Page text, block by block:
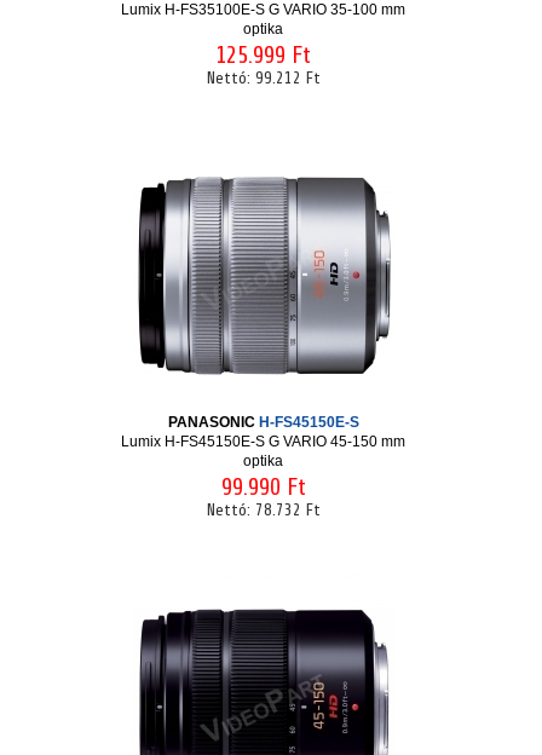
Lumix H-FS35100E-S G VARIO 35-100 mm
optika
125.999 Ft
Nettó: 99.212 Ft
PANASONIC H-FS45150E-S
Lumix H-FS45150E-S G VARIO 45-150 mm
optika
99.990 Ft
Nettó: 78.732 Ft